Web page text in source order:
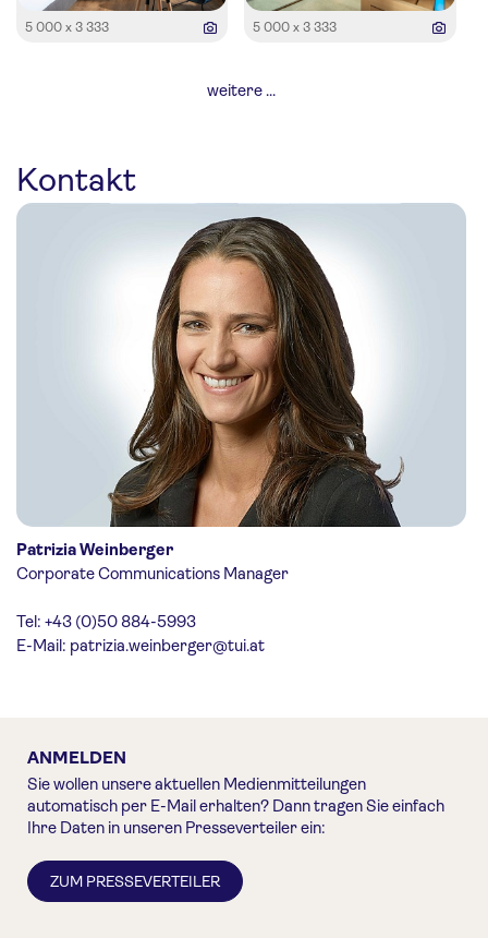
5 000 x 3 333 5 000 x 3 333
weitere ...
Kontakt
Patrizia Weinberger
Corporate Communications Manager
Tel: +43 (0)50 884-5993
E-Mail: patrizia.weinberger@tui.at
ANMELDEN
Sie wollen unsere aktuellen Medienmitteilungen
automatisch per E-Mail erhalten? Dann tragen Sie einfach
Ihre Daten in unseren Presseverteiler ein:
ZUM PRESSEVERTEILER